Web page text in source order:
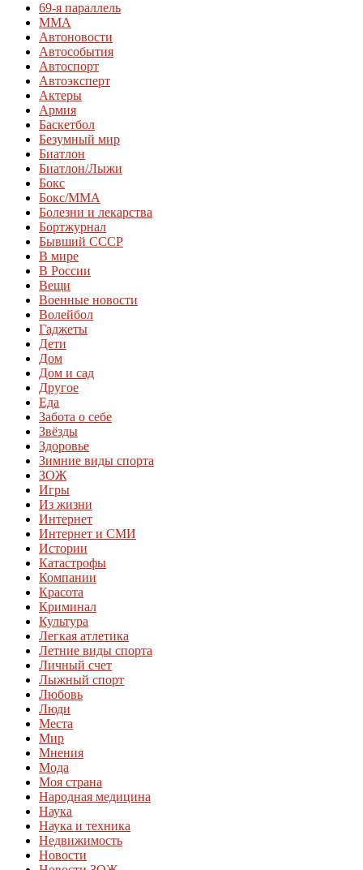
69-я параллель
MMA
Автоновости
Автособытия
Автоспорт
Автоэксперт
Актеры
Армия
Баскетбол
Безумный мир
Биатлон
Биатлон/Лыжи
Бокс
Бокс/MMA
Болезни и лекарства
Бортжурнал
Бывший СССР
В мире
В России
Вещи
Военные новости
Волейбол
Гаджеты
Дети
Дом
Дом и сад
Другое
Еда
Забота о себе
Звёзды
Здоровье
Зимние виды спорта
ЗОЖ
Игры
Из жизни
Интернет
Интернет и СМИ
Истории
Катастрофы
Компании
Красота
Криминал
Культура
Легкая атлетика
Летние виды спорта
Личный счет
Лыжный спорт
Любовь
Люди
Места
Мир
Мнения
Мода
Моя страна
Народная медицина
Наука
Наука и техника
Недвижимость
Новости